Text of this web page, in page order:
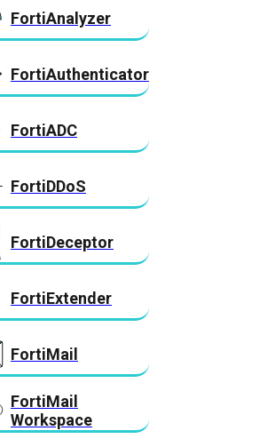
FortiAnalyzer
FortiAuthenticator
FortiADC
FortiDDoS
FortiDeceptor
FortiExtender
FortiMail
FortiMail
Workspace